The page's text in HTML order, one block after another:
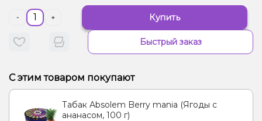
- + Купить
Быстрый заказ
С этим товаром покупают
Табак Absolem Berry mania (Ягоды с
ананасом, 100 г)